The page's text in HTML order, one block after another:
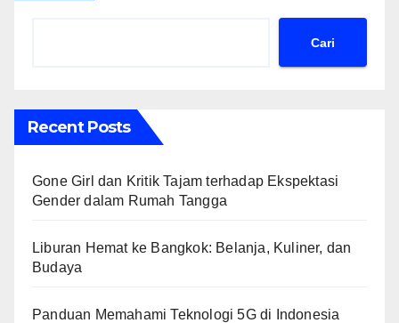
Cari
Recent Posts
Gone Girl dan Kritik Tajam terhadap Ekspektasi
Gender dalam Rumah Tangga
Liburan Hemat ke Bangkok: Belanja, Kuliner, dan
Budaya
Panduan Memahami Teknologi 5G di Indonesia